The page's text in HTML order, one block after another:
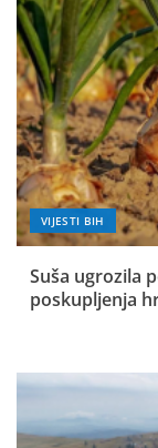
VIJESTI BIH
Suša ugrozila
poskupljenja